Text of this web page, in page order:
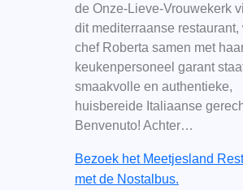
de Onze-Lieve-Vrouwekerk
dit mediterraanse restaurant,
chef Roberta samen met
keukenpersoneel garant
smaakvolle en authentieke,
huisbereide Italiaanse
Benvenuto! Achter…
Bezoek het Meetjesland
met de Nostalbus.